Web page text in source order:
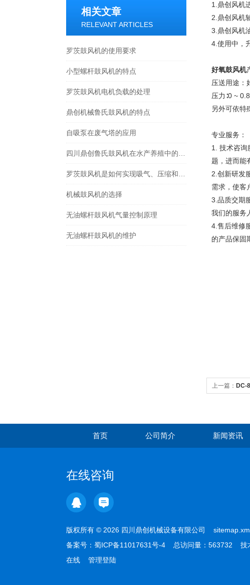
相关文章
RELEVANT ARTICLES
罗茨鼓风机的使用要求
小型螺杆鼓风机的特点
罗茨鼓风机电机负载的处理
鼎创机械鲁氏鼓风机的特点
自吸泵在废气塔的应用
机械鼓风机的选择
无油螺杆鼓风机气量控制原理
无油螺杆鼓风机的维护
1.鼎创风机
2. 鼎创风机
3. 鼎创风机
4.使用中，
好氧鼓风机
压送用途：
压力∶0 ~
另外可依特
专业服务：
1. 技术咨询
题，进而能
2.创新研发
需求，使客
3.品质交期
我们的服务
4.售后维修
的产品保固
上一篇： DC-
首页 公司简介 新闻资讯
在线咨询
版权所有 © 2026 四川鼎创机械设备有限公司
备案号： 蜀ICP备11017631号-4 总访问量：563732 技
在线
管理登陆